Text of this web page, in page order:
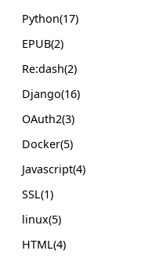
Python(17)
EPUB(2)
Re:dash(2)
Django(16)
OAuth2(3)
Docker(5)
Javascript(4)
SSL(1)
linux(5)
HTML(4)